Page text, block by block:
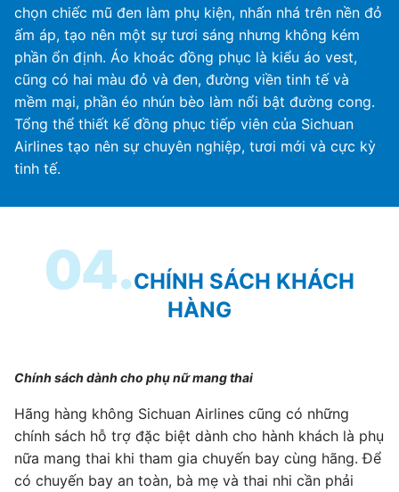
chọn chiếc mũ đen làm phụ kiện, nhấn nhá trên nền đỏ
ấm áp, tạo nên một sự tươi sáng nhưng không kém
phần ổn định. Áo khoác đồng phục là kiểu áo vest,
cũng có hai màu đỏ và đen, đường viền tinh tế và
mềm mại, phần éo nhún bèo làm nổi bật đường cong.
Tổng thể thiết kế đồng phục tiếp viên của Sichuan
Airlines tạo nên sự chuyên nghiệp, tươi mới và cực kỳ
tinh tế.
04.CHÍNH SÁCH KHÁCH
HÀNG
Chính sách dành cho phụ nữ mang thai
Hãng hàng không Sichuan Airlines cũng có những
chính sách hỗ trợ đặc biệt dành cho hành khách là phụ
nữa mang thai khi tham gia chuyến bay cùng hãng. Để
có chuyến bay an toàn, bà mẹ và thai nhi cần phải